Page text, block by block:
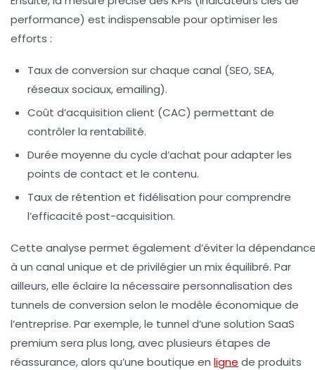
performance) est indispensable pour optimiser les
efforts :
Taux de conversion sur chaque canal (SEO, SEA,
réseaux sociaux, emailing).
Coût d’acquisition client (CAC) permettant de
contrôler la rentabilité.
Durée moyenne du cycle d’achat pour adapter les
points de contact et le contenu.
Taux de rétention et fidélisation pour comprendre
l’efficacité post-acquisition.
Cette analyse permet également d’éviter la
à un canal unique et de privilégier un mix équilibré. Par
ailleurs, elle éclaire la nécessaire personnalisation des
tunnels de conversion selon le modèle économique de
l’entreprise. Par exemple, le tunnel d’une solution SaaS
premium sera plus long, avec plusieurs étapes de
réassurance, alors qu’une boutique en ligne de produits